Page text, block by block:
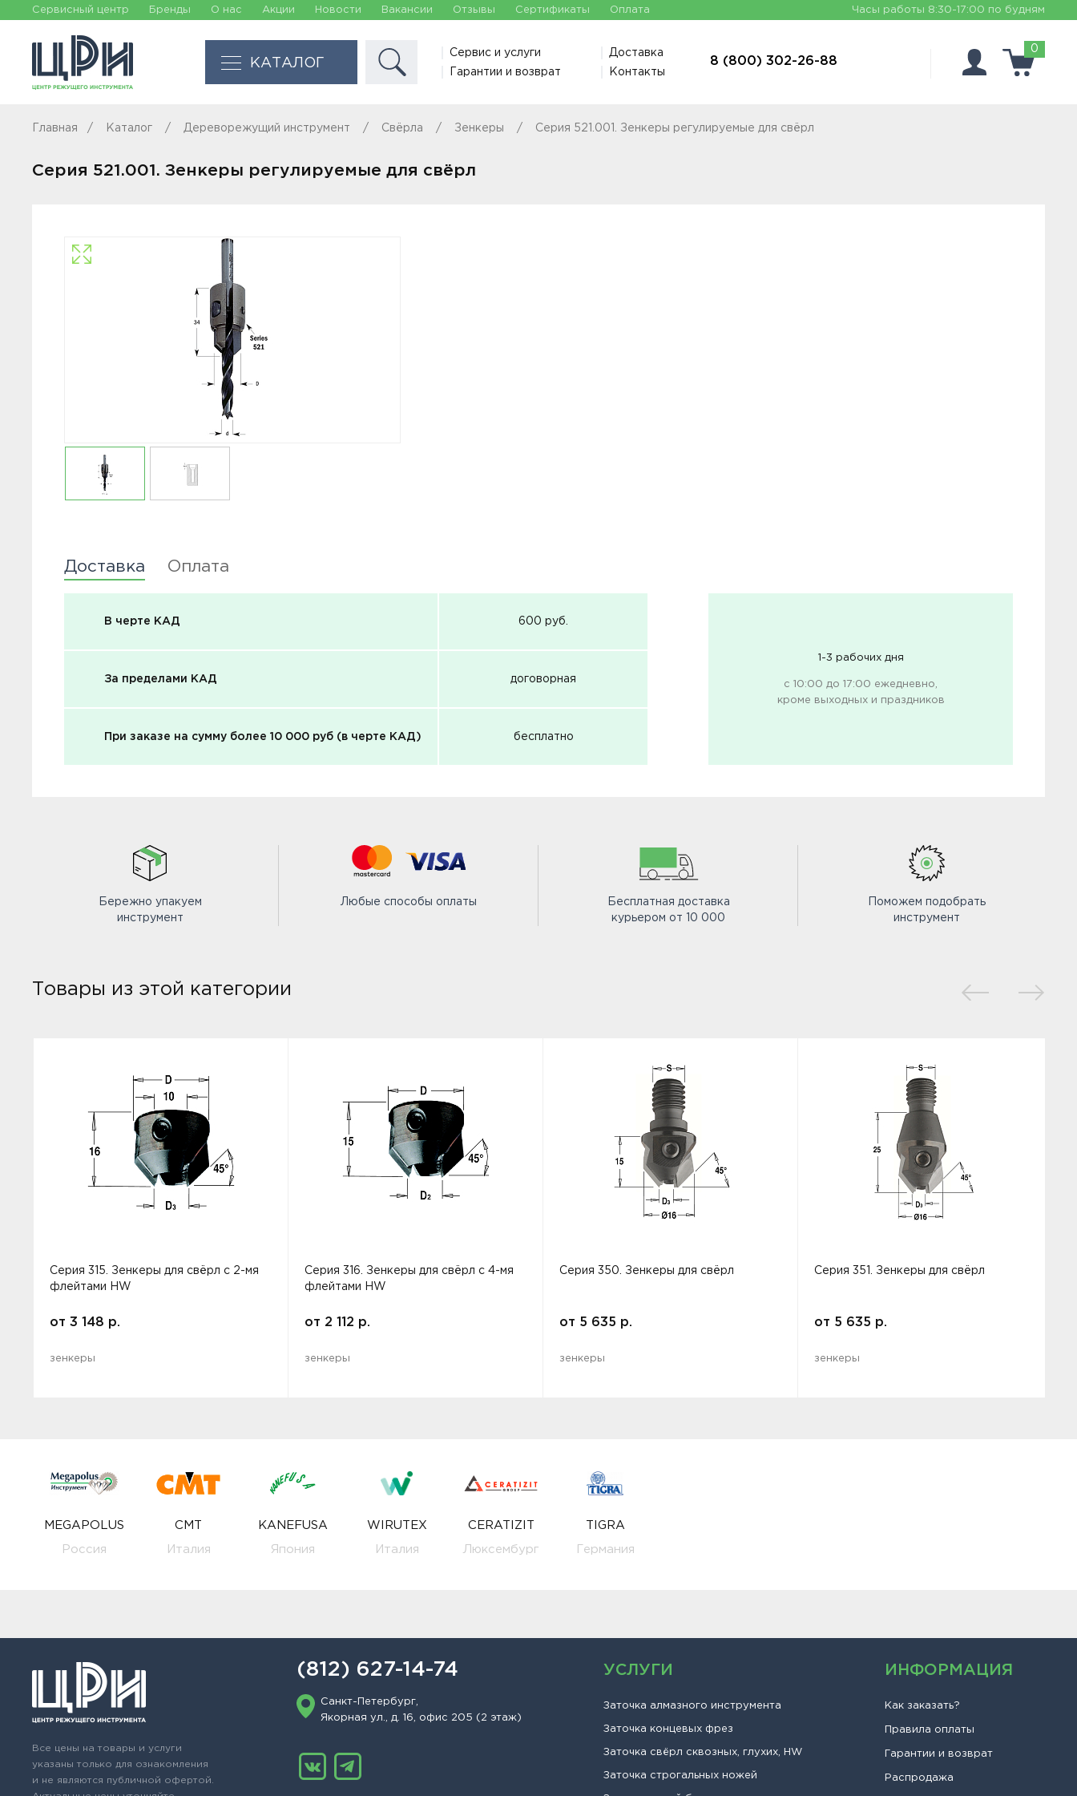
Сервисный центр Бренды О нас Акции Новости Вакансии Отзывы Сертификаты Оплата Часы работы 8:30-17:00 по будням
КАТАЛОГ
Сервис и услуги
Гарантии и возврат
Доставка
Контакты
8 (800) 302-26-88
0
Главная Каталог Дереворежущий инструмент Свёрла Зенкеры Серия 521.001. Зенкеры регулируемые для свёрл
Серия 521.001. Зенкеры регулируемые для свёрл
Доставка Оплата
В черте КАД 600 руб.
За пределами КАД договорная
При заказе на сумму более 10 000 руб (в черте КАД) бесплатно
1-3 рабочих дня
с 10:00 до 17:00 ежедневно,
кроме выходных и праздников
Бережно упакуем
инструмент
Любые способы оплаты
Бесплатная доставка
курьером от 10 000
Поможем подобрать
инструмент
Товары из этой категории
Серия 315. Зенкеры для свёрл с 2-мя
флейтами HW
от 3 148 р.
зенкеры
Серия 316. Зенкеры для свёрл с 4-мя
флейтами HW
от 2 112 р.
зенкеры
Серия 350. Зенкеры для свёрл
от 5 635 р.
зенкеры
Серия 351. Зенкеры для свёрл
от 5 635 р.
зенкеры
MEGAPOLUS
Россия
CMT
Италия
KANEFUSA
Япония
WIRUTEX
Италия
CERATIZIT
Люксембург
TIGRA
Германия
Все цены на товары и услуги
указаны только для ознакомления
и не являются публичной офертой.
(812) 627-14-74
Санкт-Петербург,
Якорная ул., д. 16, офис 205 (2 этаж)
УСЛУГИ
Заточка алмазного инструмента
Заточка концевых фрез
Заточка свёрл сквозных, глухих, HW
Заточка строгальных ножей
ИНФОРМАЦИЯ
Как заказать?
Правила оплаты
Гарантии и возврат
Распродажа